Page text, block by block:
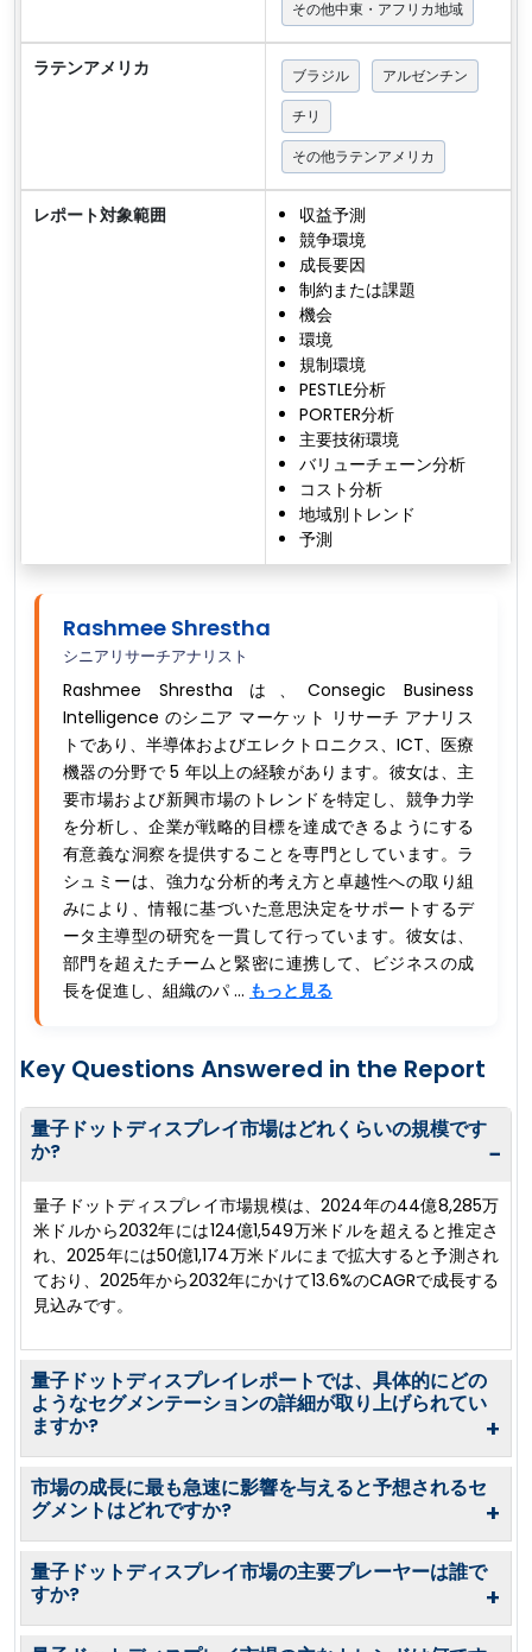
その他中東・アフリカ地域
ラテンアメリカ ブラジル
アルゼンチン
チリ
その他ラテンアメリカ
レポート対象範囲
収益予測
競争環境
成長要因
制約または課題
機会
環境
規制環境
PESTLE分析
PORTER分析
主要技術環境
バリューチェーン分析
コスト分析
地域別トレンド
予測
Rashmee Shrestha
シニアリサーチアナリスト
Rashmee Shrestha は、Consegic Business
Intelligence のシニア マーケット リサーチ アナリス
トであり、半導体およびエレクトロニクス、ICT、医療
機器の分野で 5 年以上の経験があります。彼女は、主
要市場および新興市場のトレンドを特定し、競争力学
を分析し、企業が戦略的目標を達成できるようにする
有意義な洞察を提供することを専門としています。ラ
シュミーは、強力な分析的考え方と卓越性への取り組
みにより、情報に基づいた意思決定をサポートするデ
ータ主導型の研究を一貫して行っています。彼女は、
部門を超えたチームと緊密に連携して、ビジネスの成
長を促進し、組織のパ ... もっと見る
Key Questions Answered in the Report
量子ドットディスプレイ市場はどれくらいの規模です
か?
−
量子ドットディスプレイ市場規模は、2024年の44億8,285万
米ドルから2032年には124億1,549万米ドルを超えると推定さ
れ、2025年には50億1,174万米ドルにまで拡大すると予測され
ており、2025年から2032年にかけて13.6%のCAGRで成長する
見込みです。
量子ドットディスプレイレポートでは、具体的にどの
ようなセグメンテーションの詳細が取り上げられてい
ますか?
+
市場の成長に最も急速に影響を与えると予想されるセ
グメントはどれですか?
+
量子ドットディスプレイ市場の主要プレーヤーは誰で
すか?
+